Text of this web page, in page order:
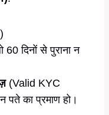
दिनों से पुराना न
(Valid KYC
पते का प्रमाण हो।